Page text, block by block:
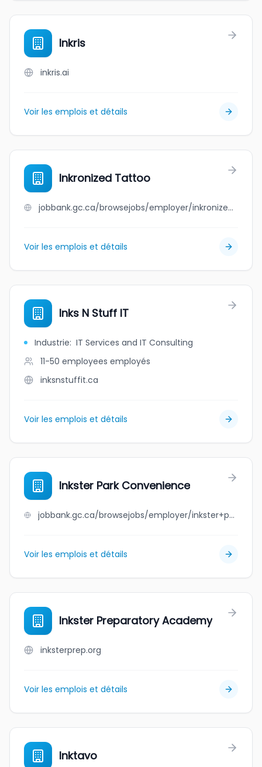
Inkris
inkris.ai
Voir les emplois et détails
Inkronized Tattoo
jobbank.gc.ca/browsejobs/employer/inkronized+tattoo/ca
Voir les emplois et détails
Inks N Stuff IT
Industrie: IT Services and IT Consulting
11-50 employees employés
inksnstuffit.ca
Voir les emplois et détails
Inkster Park Convenience
jobbank.gc.ca/browsejobs/employer/inkster+park+convenience/ca
Voir les emplois et détails
Inkster Preparatory Academy
inksterprep.org
Voir les emplois et détails
Inktavo